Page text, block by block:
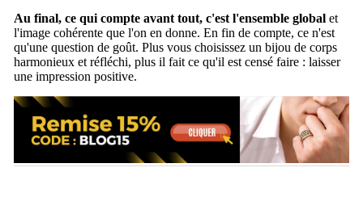
Au final, ce qui compte avant tout, c'est l'ensemble global et
l'image cohérente que l'on en donne. En fin de compte, ce n'est
qu'une question de goût. Plus vous choisissez un bijou de corps
harmonieux et réfléchi, plus il fait ce qu'il est censé faire : laisser
une impression positive.